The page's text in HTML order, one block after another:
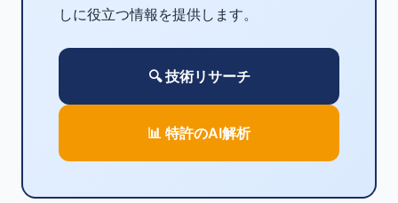
しに役立つ情報を提供します。
🔍 技術リサーチ
📊 特許のAI解析